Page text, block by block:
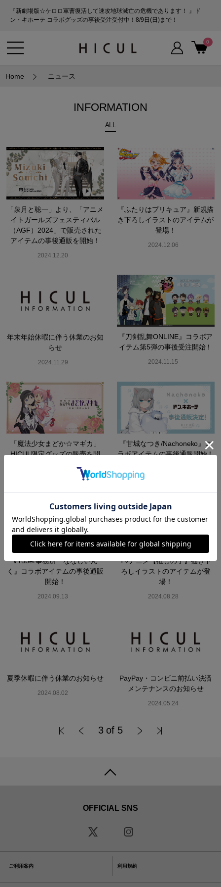
『新劇場版☆ケロロ軍曹復活して速攻地球滅亡の危機であります！ 』ド
ン・キホーテ コラボグッズの事後受注受付中！8/9日(日)まで！
0
Home ニュース
INFORMATION
ALL
「泉月と聡一」より、「アニメ
イトガールズフェスティバル
（AGF）2024」で販売された
アイテムの事後通販を開始！
2024.12.20
『ふたりはプリキュア』新規描
き下ろしイラストのアイテムが
登場！
2024.12.06
年末年始休暇に伴う休業のお知
らせ
2024.11.29
『刀剣乱舞ONLINE』コラボア
イテム第5弾の事後受注開始！
2024.11.15
「魔法少女まどか☆マギカ」
HICUL限定グッズの販売を開
『甘城なつき/Nachoneko』コ
ラボアイテムの事後通販開始！
VTuber事務所『ななしいん
く』コラボアイテムの事後通販
開始！
2024.09.13
TVアニメ【推しの子】描き下
ろしイラストのアイテムが登
場！
2024.08.28
夏季休暇に伴う休業のお知らせ
2024.08.02
PayPay・コンビニ前払い決済
メンテナンスのお知らせ
2024.05.24
3 of 5
OFFICIAL SNS
ご利用案内 利用規約